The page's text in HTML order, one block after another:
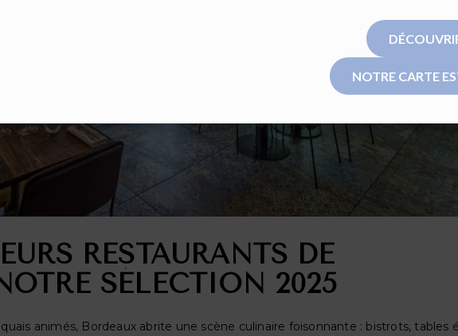
RESTAURANTS DE
SÉLECTION 2025
animés, Bordeaux abrite une scène culinaire foisonnante : bistrots, tables
NOTRE CARTE